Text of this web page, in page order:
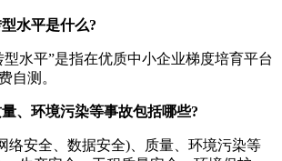
水平是什么?
型水平”是指在优质中小企业梯度培育平台
自测。
、环境污染等事故包括哪些?
络安全、数据安全)、质量、环境污染等